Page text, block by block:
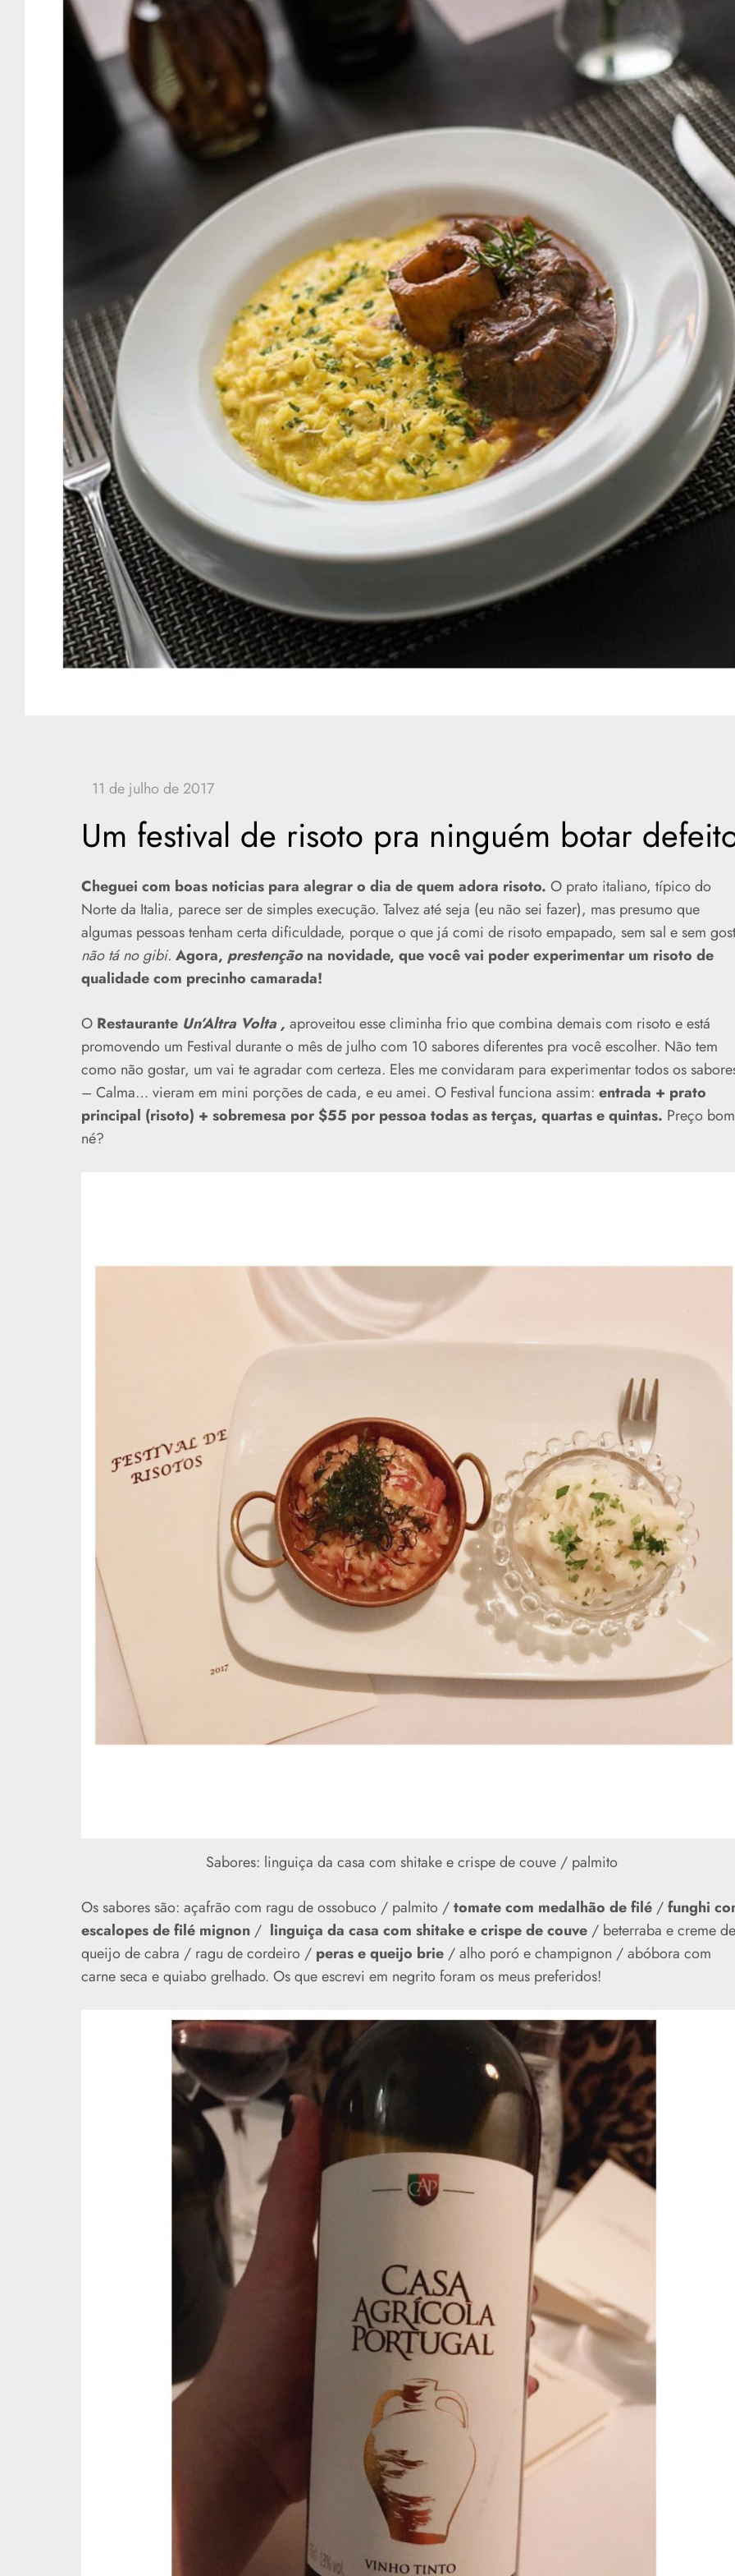
Um festival de risoto pra ninguém botar
Cheguei com boas noticias para alegrar o dia de quem adora risoto. O prato italiano, típico do
Norte da Italia, parece ser de simples execução. Talvez até seja (eu não sei fazer), mas presumo que
algumas pessoas tenham certa dificuldade, porque o que já comi de risoto empapado, sem sal e sem
não tá no gibi. Agora, prestençãona novidade, que você vai poder experimentar um risoto de
qualidade com precinho camarada!
O Restaurante Un’Altra Volta , aproveitou esse climinha frio que combina demais com risoto e está
promovendo um Festival durante o mês de julho com 10 sabores diferentes pra você escolher. Não tem
como não gostar, um vai te agradar com certeza. Eles me convidaram para experimentar todos os
– Calma… vieram em mini porções de cada, e eu amei. O Festival funciona assim: entrada + prato
principal (risoto) + sobremesa por $55 por pessoa todas as terças, quartas e quintas. Preço
né?
Sabores: linguiça da casa com shitake e crispe de couve / palmito
Os sabores são: açafrão com ragu de ossobuco / palmito /tomate com medalhão de filé/funghi
escalopes de filé mignon/ linguiça da casa com shitake e crispe de couve/ beterraba e creme de
queijo de cabra / ragu de cordeiro / peras e queijo brie/ alho poró e champignon / abóbora com
carne seca e quiabo grelhado. Os que escrevi em negrito foram os meus preferidos!